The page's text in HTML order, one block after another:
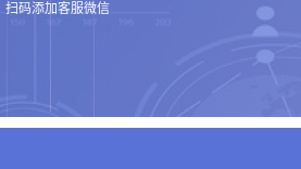
扫码添加客服微信